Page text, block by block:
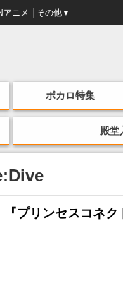
アニメ その他▼
ボカロ特集
殿堂
プリンセスコネ